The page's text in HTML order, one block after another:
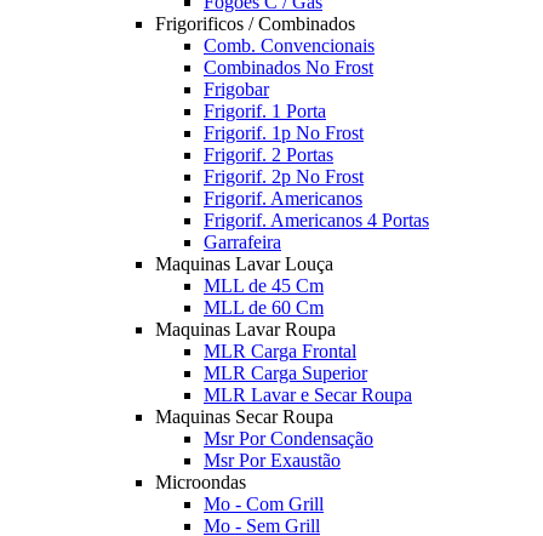
Frigorificos / Combinados
Comb. Convencionais
Combinados No Frost
Frigobar
Frigorif. 1 Porta
Frigorif. 1p No Frost
Frigorif. 2 Portas
Frigorif. 2p No Frost
Frigorif. Americanos
Frigorif. Americanos 4 Portas
Garrafeira
Maquinas Lavar Louça
MLL de 45 Cm
MLL de 60 Cm
Maquinas Lavar Roupa
MLR Carga Frontal
MLR Carga Superior
MLR Lavar e Secar Roupa
Maquinas Secar Roupa
Msr Por Condensação
Msr Por Exaustão
Microondas
Mo - Com Grill
Mo - Sem Grill